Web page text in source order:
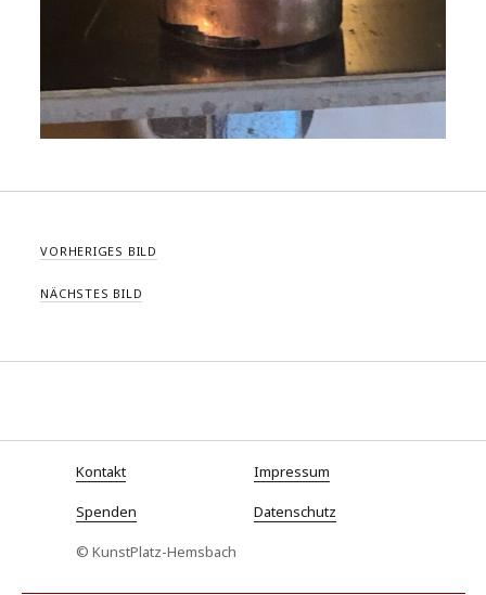
VORHERIGES BILD
NÄCHSTES BILD
Kontakt Impressum
Spenden Datenschutz
© KunstPlatz-Hemsbach